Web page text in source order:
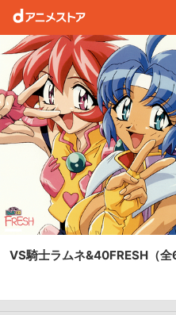
VS騎士ラムネ&40FRESH （